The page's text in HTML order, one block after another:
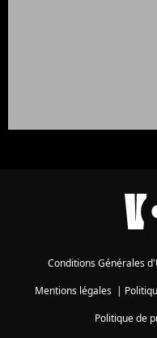
Conditions Générales
Mentions légales|
Politique de